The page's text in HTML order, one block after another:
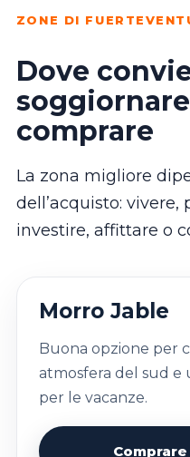
ZONE DI
Dove
comprare
La zona migliore
dell’acquisto: vivere,
investire, affittare o
Morro Jable
Buona opzione per
atmosfera del sud e
per le vacanze.